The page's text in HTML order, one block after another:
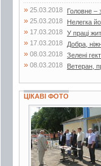
» 25.03.2018 Головне –
» 25.03.2018 Нелегка
» 17.03.2018 У праці
» 17.03.2018 Добра,
» 08.03.2018 Зелені
» 08.03.2018 Ветеран,
ЦІКАВІ ФОТО
3 фото